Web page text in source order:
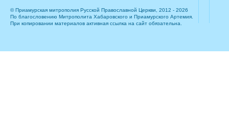
© Приамурская митрополия Русской Православной Церкви, 2012 - 2026
По благословению Митрополита Хабаровского и Приамурского Артемия.
При копировании материалов активная ссылка на сайт обязательна.